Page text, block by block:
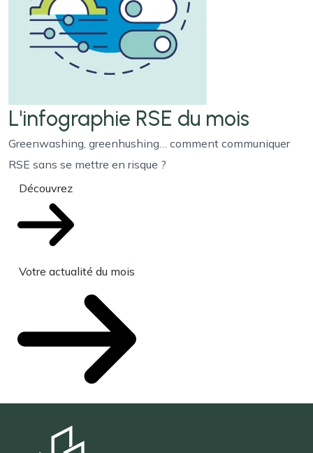
L'infographie RSE du mois
Greenwashing, greenhushing… comment communiquer
RSE sans se mettre en risque ?
Découvrez
Votre actualité du mois